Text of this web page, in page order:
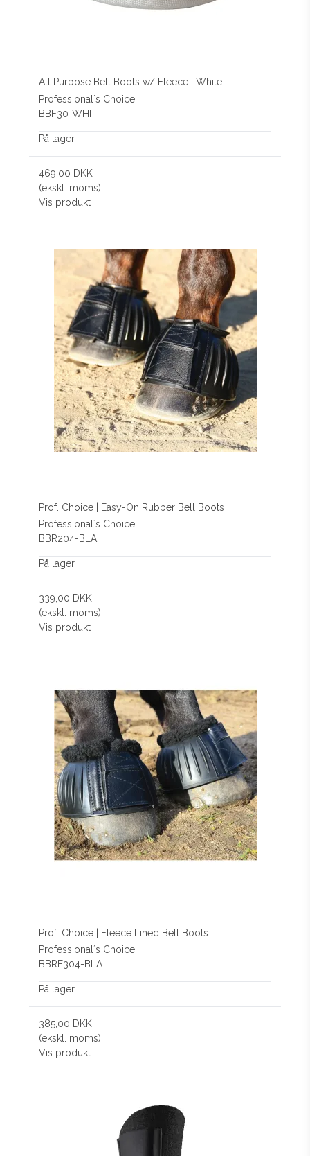
All Purpose Bell Boots w/ Fleece | White
Professional´s Choice
BBF30-WHI
På lager
469,00 DKK
(ekskl. moms)
Vis produkt
Prof. Choice | Easy-On Rubber Bell Boots
Professional´s Choice
BBR204-BLA
På lager
339,00 DKK
(ekskl. moms)
Vis produkt
Prof. Choice | Fleece Lined Bell Boots
Professional´s Choice
BBRF304-BLA
På lager
385,00 DKK
(ekskl. moms)
Vis produkt